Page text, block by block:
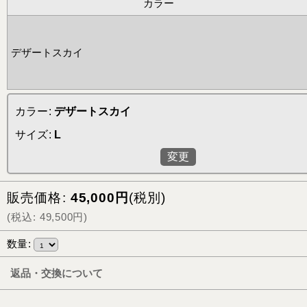
カラー
デザートスカイ
カラー: デザートスカイ
サイズ: L
変更
販売価格: 45,000 円 (税別)
(税込: 49,500円)
数量:
返品・交換について